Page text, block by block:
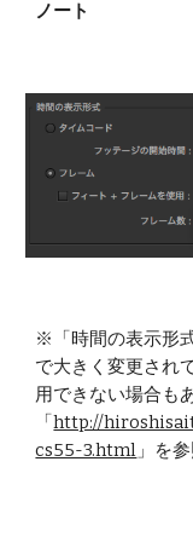
ノート
※「時間の表示形
で大きく変更され
用できない場合も
「http://
cs55-3.html 」を